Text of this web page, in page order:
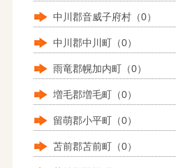
中川郡音威子府村（0）
中川郡中川町（0）
雨竜郡幌加内町（0）
増毛郡増毛町（0）
留萌郡小平町（0）
苫前郡苫前町（0）